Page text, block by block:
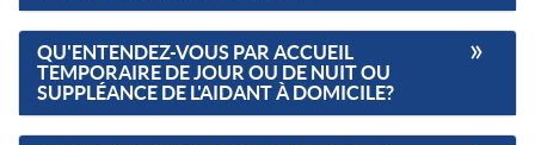
QU'ENTENDEZ-VOUS PAR ACCUEIL
TEMPORAIRE DE JOUR OU DE NUIT OU
SUPPLÉANCE DE L'AIDANT À DOMICILE?